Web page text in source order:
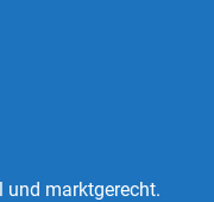
und marktgerecht.